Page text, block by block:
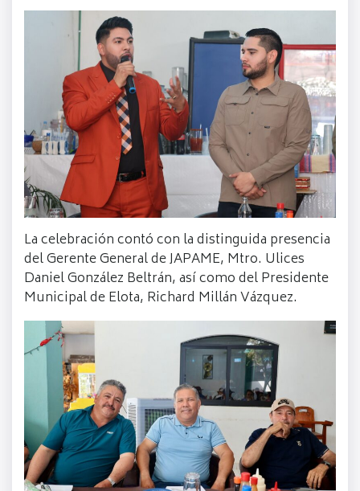
La celebración contó con la distinguida presencia
del Gerente General de JAPAME, Mtro. Ulices
Daniel González Beltrán, así como del Presidente
Municipal de Elota, Richard Millán Vázquez.